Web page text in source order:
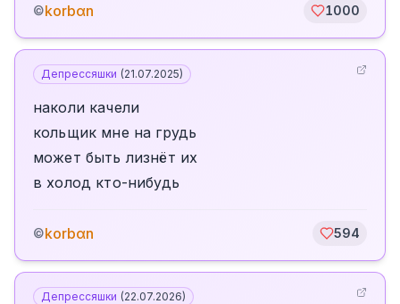
©korbαn 1000
Депрессяшки (21.07.2025)
наколи качели
кольщик мне на грудь
может быть лизнëт их
в холод кто-нибудь
©korbαn 594
Депрессяшки (22.07.2026)